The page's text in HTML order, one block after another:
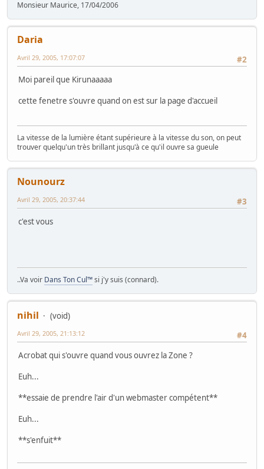
Monsieur Maurice, 17/04/2006
Daria
#2
Avril 29, 2005, 17:07:07
Moi pareil que Kirunaaaaa
cette fenetre s'ouvre quand on est sur la page d'accueil
La vitesse de la lumière étant supérieure à la vitesse du son, on peut
trouver quelqu'un très brillant jusqu'à ce qu'il ouvre sa gueule
Nounourz
#3
Avril 29, 2005, 20:37:44
c'est vous
..Va voir Dans Ton Cul™si j'y suis (connard).
nihil
(void)
#4
Avril 29, 2005, 21:13:12
Acrobat qui s'ouvre quand vous ouvrez la Zone ?
Euh...
**essaie de prendre l'air d'un webmaster compétent**
Euh...
**s'enfuit**